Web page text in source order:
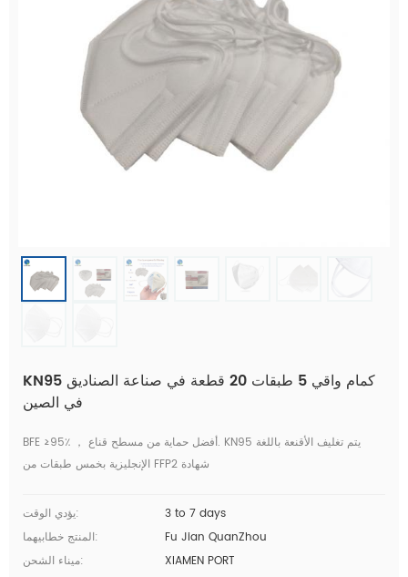
KN95 كمام واقي 5 طبقات 20 قطعة في صناعة الصناديق
في الصين
BFE ≥95٪ ， أفضل حماية من مسطح قناع. KN95 يتم تغليف الأقنعة باللغة
الإنجليزية بخمس طبقات من FFP2 شهادة
يؤدي الوقت:
3 to 7 days
المنتج خطابيهما:
Fu Jian QuanZhou
ميناء الشحن:
XIAMEN PORT